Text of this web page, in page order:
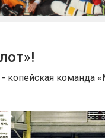
копейская команда